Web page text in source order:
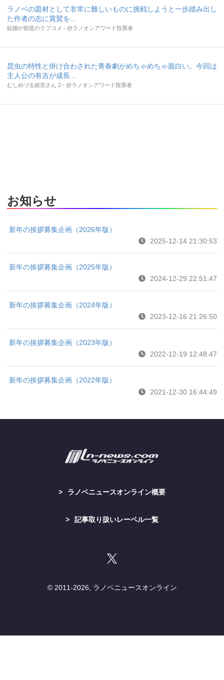
ラノベの題材として非常に難しいものに挑戦しようと一歩踏み出し
た作者の志に賞賛を...
結婚が前提のラブコメ - @ラノオンアワード投票者
昆虫の特性と掛け合わされた青春劇がめちゃめちゃ面白い。今回は
主人公の有吉が成長...
むしめづる姫宮さん 2 - @ラノオンアワード投票者
お知らせ
新年の挨拶募集企画（2026年版）
2025-12-14 21:30:53
新年の挨拶募集企画（2025年版）
2024-12-29 22:51:47
新年の挨拶募集企画（2024年版）
2023-12-16 21:26:50
新年の挨拶募集企画（2023年版）
2022-12-19 12:48:47
新年の挨拶募集企画（2022年版）
2021-12-30 16:44:49
ラノベニュースオンライン概要
記事取り扱いレーベル一覧
© 2011-2026, ラノベニュースオンライン